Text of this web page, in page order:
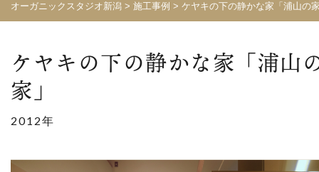
オーガニックスタジオ新潟 > 施工事例 > ケヤキの下の静かな家「浦山の
ケヤキの下の静かな家「浦山
家」
2012年